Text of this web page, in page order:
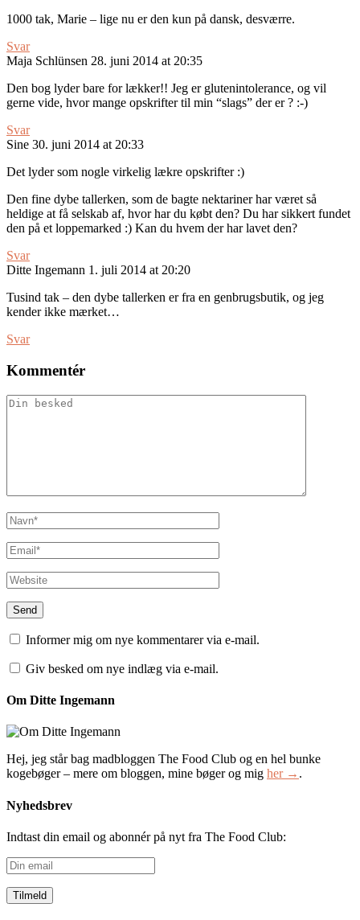
1000 tak, Marie – lige nu er den kun på dansk, desværre.
Svar
Maja Schlünsen 28. juni 2014 at 20:35
Den bog lyder bare for lækker!! Jeg er glutenintolerance, og vil
gerne vide, hvor mange opskrifter til min “slags” der er ? :-)
Svar
Sine 30. juni 2014 at 20:33
Det lyder som nogle virkelig lækre opskrifter :)
Den fine dybe tallerken, som de bagte nektariner har været så
heldige at få selskab af, hvor har du købt den? Du har sikkert fundet
den på et loppemarked :) Kan du hvem der har lavet den?
Svar
Ditte Ingemann 1. juli 2014 at 20:20
Tusind tak – den dybe tallerken er fra en genbrugsbutik, og jeg
kender ikke mærket…
Svar
Kommentér
Informer mig om nye kommentarer via e-mail.
Giv besked om nye indlæg via e-mail.
Om Ditte Ingemann
Hej, jeg står bag madbloggen The Food Club og en hel bunke
kogebøger – mere om bloggen, mine bøger og mig her → .
Nyhedsbrev
Indtast din email og abonnér på nyt fra The Food Club:
Din
email